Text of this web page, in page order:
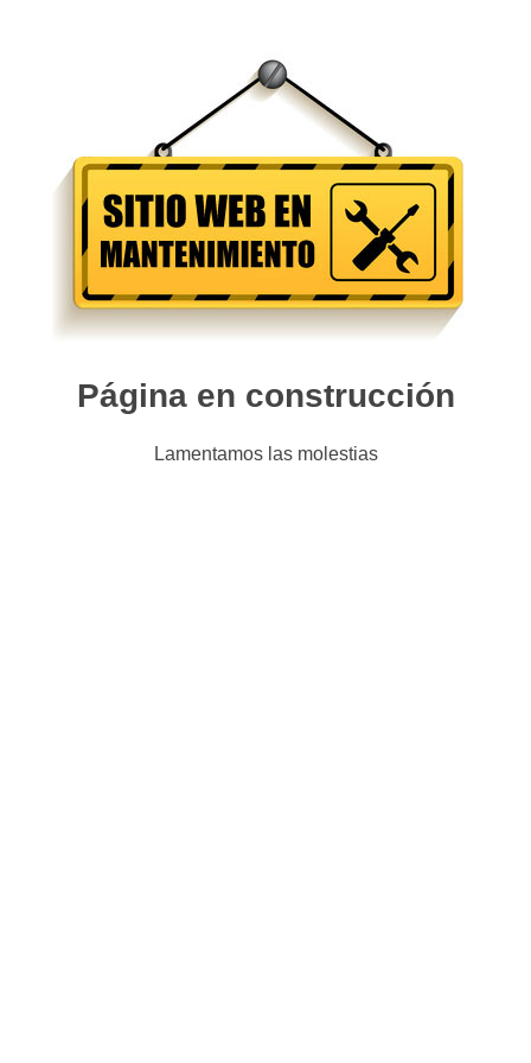
Página en construcción
Lamentamos las molestias